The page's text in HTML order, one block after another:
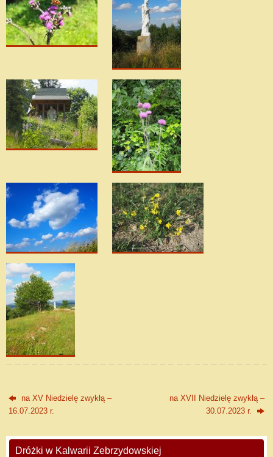
na XV Niedzielę zwykłą –
16.07.2023 r.
na XVII Niedzielę zwykłą –
30.07.2023 r.
Dróżki w Kalwarii Zebrzydowskiej